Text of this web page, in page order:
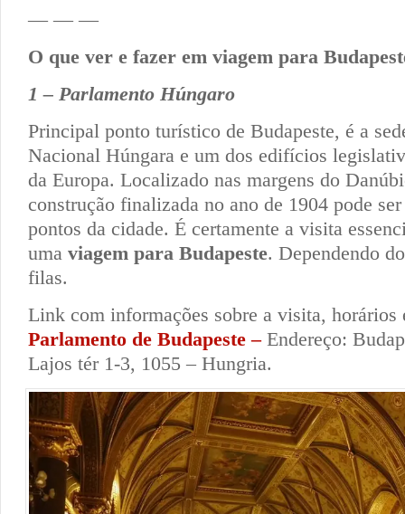
— — —
O que ver e fazer em viagem para
1 – Parlamento Húngaro
Principal ponto turístico de Budapeste, é a
Nacional Húngara e um dos edifícios
da Europa. Localizado nas margens do
construção finalizada no ano de 1904 pode
pontos da cidade. É certamente a visita
uma viagem para Budapeste. Dependendo
filas.
Link com informações sobre a visita, horários
Parlamento de Budapeste – Endereço:
Lajos tér 1-3, 1055 – Hungria.